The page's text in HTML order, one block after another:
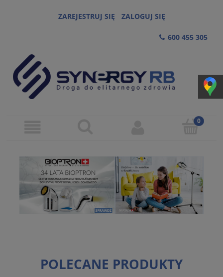
ZAREJESTRUJ SIĘ ZALOGUJ SIĘ
600 455 305
POLECANE PRODUKTY